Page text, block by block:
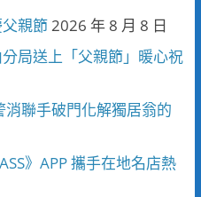
親節2026 年 8 月 8 日
局送上「父親節」暖心祝
聯手破門化解獨居翁的
》APP 攜手在地名店熱